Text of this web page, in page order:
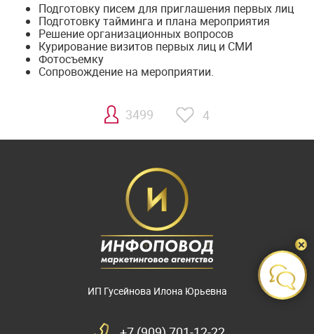
Подготовку писем для приглашения первых лиц
Подготовку тайминга и плана мероприятия
Решение организационных вопросов
Курирование визитов первых лиц и СМИ
Фотосъемку
Сопровождение на мероприятии.
3499 4
ИП Гусейнова Илона Юрьевна